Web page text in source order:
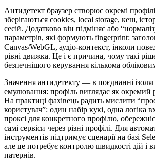
Антидетект браузер створює окремі
зберігаються cookies, local storage, кеш,
сесій. Додатково він підміняє або
параметрів, які формують fingerprint:
Canvas/WebGL, аудіо-контекст, інколи
рівні движка. Це і є причина, чому такі
безпечнішого керування кількома
Значення антидетекту — в поєднанні
емулювання: профіль виглядає як окремий
На практиці фахівець радить мислити
користувач”: один набір кукі, одна логіка
проксі для конкретного профілю,
самі сервіси через різні профілі. Для
інструментів підтримує сценарії на базі
але це потребує контролю швидкості дій і
патернів.